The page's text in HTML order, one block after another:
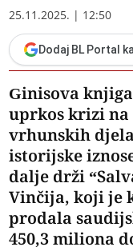
25.11.2025. | 12:50
Dodaj BL Portal
Ginisova
uprkos krizi
vrhunskih
istorijske
dalje drži
Vinčija, koji je
prodala
450,3 miliona